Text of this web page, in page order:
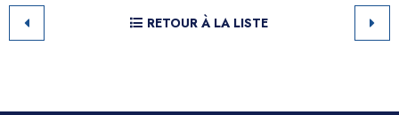
RETOUR À LA LISTE